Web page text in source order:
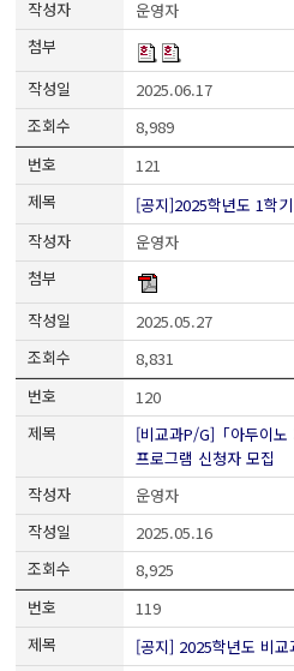
운영자
2025.06.17
8,989
121
[공지]2025학년도 1학
운영자
2025.05.27
8,831
120
[비교과P/G]「아두이노
프로그램 신청자 모집
운영자
2025.05.16
8,925
119
[공지] 2025학년도 비교